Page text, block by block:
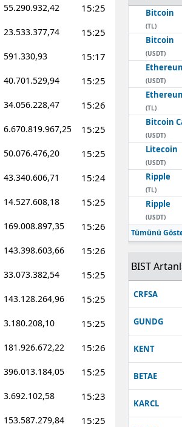
55.290.932,42 15:25
23.533.377,74 15:25
591.330,93 15:17
40.701.529,94 15:25
34.056.228,47 15:26
6.670.819.967,25 15:25
50.076.476,20 15:25
43.340.606,71 15:24
14.527.608,18 15:25
169.008.897,35 15:26
143.398.603,66 15:26
33.073.382,54 15:25
143.128.264,96 15:25
3.180.208,10 15:25
181.926.672,22 15:26
396.013.184,05 15:25
3.692.102,58 15:23
153.587.279,84 15:25
Bitcoin
(TL)
Bitcoin
(USDT)
(USDT)
(TL)
Bitcoin
(USDT)
Litecoin
(USDT)
Ripple
(TL)
Ripple
(USDT)
Tümünü
BIST
CRFSA
GUNDG
KENT
BETAE
KARCL